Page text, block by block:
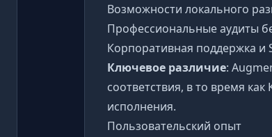
Возможности локального
Профессиональные аудиты
Корпоративная поддержка и
Ключевое различие:
соответствия, в то время
исполнения.
Пользовательский опыт